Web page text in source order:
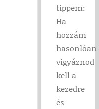
tippem:
Ha
hozzám
hasonlóan
vigyáznod
kell a
kezedre
és